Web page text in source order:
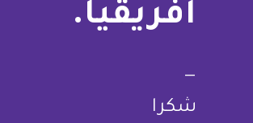
أفريقيا.
—
شكرا